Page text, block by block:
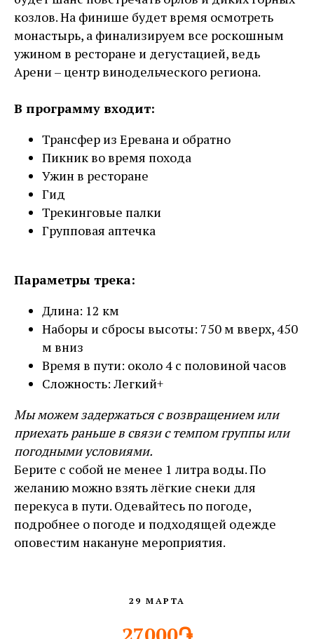
козлов. На финише будет время осмотреть
монастырь, а финализируем все роскошным
ужином в ресторане и дегустацией, ведь
Арени – центр винодельческого региона.
В программу входит:
Трансфер из Еревана и обратно
Пикник во время похода
Ужин в ресторане
Гид
Трекинговые палки
Групповая аптечка
Параметры трека:
Длина: 12 км
Наборы и сбросы высоты: 750 м вверх, 450
м вниз
Время в пути: около 4 с половиной часов
Сложность: Легкий+
Мы можем задержаться с возвращением или
приехать раньше в связи с темпом группы или
погодными условиями.
Берите с собой не менее 1 литра воды. По
желанию можно взять лёгкие снеки для
перекуса в пути. Одевайтесь по погоде,
подробнее о погоде и подходящей одежде
оповестим накануне мероприятия.
29 МАРТА